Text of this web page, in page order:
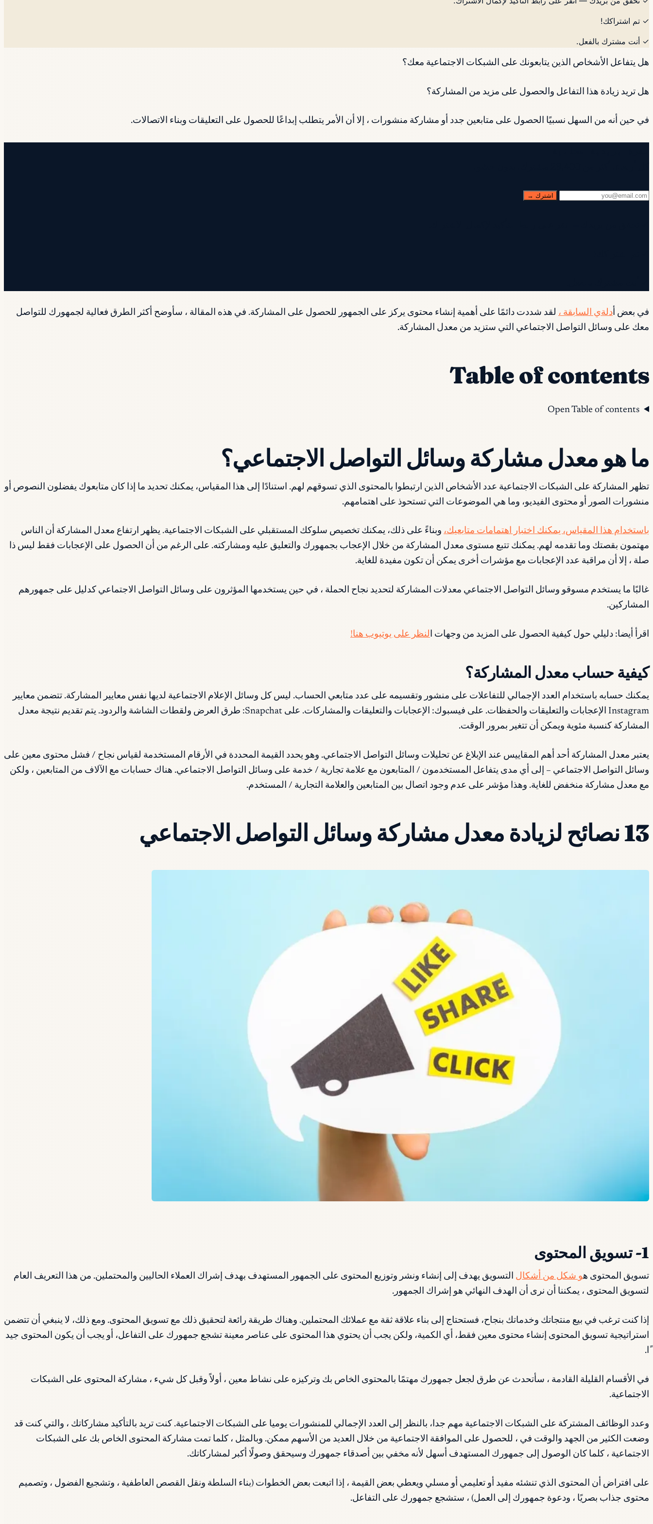
✓ تم اشتراكك!
✓ أنت مشترك بالفعل.
هل يتفاعل الأشخاص الذين يتابعونك على الشبكات الاجتماعية معك؟
هل تريد زيادة هذا التفاعل والحصول على مزيد من المشاركة؟
في حين أنه من السهل نسبيًا الحصول على متابعين جدد أو مشاركة منشورات ، إلا أن الأمر يتطلب إبداعًا للحصول على التعليقات وبناء الاتصالات.
اشترك →
في بعض أدلةي السابقة ، لقد شددت دائمًا على أهمية إنشاء محتوى يركز على الجمهور للحصول على المشاركة. في هذه المقالة ، سأوضح أكثر الطرق فعالية لجمهورك للتواصل
معك على وسائل التواصل الاجتماعي التي ستزيد من معدل المشاركة.
Table of contents
Open Table of contents
ما هو معدل مشاركة وسائل التواصل الاجتماعي؟
تظهر المشاركة على الشبكات الاجتماعية عدد الأشخاص الذين ارتبطوا بالمحتوى الذي تسوقهم لهم. استنادًا إلى هذا المقياس، يمكنك تحديد ما إذا كان متابعوك يفضلون النصوص أو
منشورات الصور أو محتوى الفيديو، وما هي الموضوعات التي تستحوذ على اهتمامهم.
باستخدام هذا المقياس، يمكنك اختبار اهتمامات متابعيك، وبناءً على ذلك، يمكنك تخصيص سلوكك المستقبلي على الشبكات الاجتماعية. يظهر ارتفاع معدل المشاركة أن الناس
مهتمون بقصتك وما تقدمه لهم. يمكنك تتبع مستوى معدل المشاركة من خلال الإعجاب بجمهورك والتعليق عليه ومشاركته. على الرغم من أن الحصول على الإعجابات فقط ليس ذا
صلة ، إلا أن مراقبة عدد الإعجابات مع مؤشرات أخرى يمكن أن تكون مفيدة للغاية.
غالبًا ما يستخدم مسوقو وسائل التواصل الاجتماعي معدلات المشاركة لتحديد نجاح الحملة ، في حين يستخدمها المؤثرون على وسائل التواصل الاجتماعي كدليل على جمهورهم
المشاركين.
اقرأ أيضا: دليلي حول كيفية الحصول على المزيد من وجهات النظر على يوتيوب هنا!
كيفية حساب معدل المشاركة؟
يمكنك حسابه باستخدام العدد الإجمالي للتفاعلات على منشور وتقسيمه على عدد متابعي الحساب. ليس كل وسائل الإعلام الاجتماعية لديها نفس معايير المشاركة. تتضمن معايير
Instagram الإعجابات والتعليقات والحفظات. على فيسبوك: الإعجابات والتعليقات والمشاركات. على Snapchat: طرق العرض ولقطات الشاشة والردود. يتم تقديم نتيجة معدل
المشاركة كنسبة مئوية ويمكن أن تتغير بمرور الوقت.
يعتبر معدل المشاركة أحد أهم المقاييس عند الإبلاغ عن تحليلات وسائل التواصل الاجتماعي. وهو يحدد القيمة المحددة في الأرقام المستخدمة لقياس نجاح / فشل محتوى معين على
وسائل التواصل الاجتماعي – إلى أي مدى يتفاعل المستخدمون / المتابعون مع علامة تجارية / خدمة على وسائل التواصل الاجتماعي. هناك حسابات مع الآلاف من المتابعين ، ولكن
مع معدل مشاركة منخفض للغاية. وهذا مؤشر على عدم وجود اتصال بين المتابعين والعلامة التجارية / المستخدم.
13 نصائح لزيادة معدل مشاركة وسائل التواصل الاجتماعي
1- تسويق المحتوى
تسويق المحتوى هو شكل من أشكال التسويق يهدف إلى إنشاء ونشر وتوزيع المحتوى على الجمهور المستهدف بهدف إشراك العملاء الحاليين والمحتملين. من هذا التعريف العام
لتسويق المحتوى ، يمكننا أن نرى أن الهدف النهائي هو إشراك الجمهور.
إذا كنت ترغب في بيع منتجاتك وخدماتك بنجاح، فستحتاج إلى بناء علاقة ثقة مع عملائك المحتملين. وهناك طريقة رائعة لتحقيق ذلك مع تسويق المحتوى. ومع ذلك، لا ينبغي أن تتضمن
استراتيجية تسويق المحتوى إنشاء محتوى معين فقط، أي الكمية، ولكن يجب أن يحتوي هذا المحتوى على عناصر معينة تشجع جمهورك على التفاعل، أو يجب أن يكون المحتوى جيد
ًا.
في الأقسام القليلة القادمة ، سأتحدث عن طرق لجعل جمهورك مهتمًا بالمحتوى الخاص بك وتركيزه على نشاط معين ، أولاً وقبل كل شيء ، مشاركة المحتوى على الشبكات
الاجتماعية.
وعدد الوظائف المشتركة على الشبكات الاجتماعية مهم جدا، بالنظر إلى العدد الإجمالي للمنشورات يوميا على الشبكات الاجتماعية. كنت تريد بالتأكيد مشاركاتك ، والتي كنت قد
وضعت الكثير من الجهد والوقت في ، للحصول على الموافقة الاجتماعية من خلال العديد من الأسهم ممكن. وبالمثل ، كلما تمت مشاركة المحتوى الخاص بك على الشبكات
الاجتماعية ، كلما كان الوصول إلى جمهورك المستهدف أسهل لأنه مخفي بين أصدقاء جمهورك وسيحقق وصولًا أكبر لمشاركاتك.
على افتراض أن المحتوى الذي تنشئه مفيد أو تعليمي أو مسلي ويعطي بعض القيمة ، إذا اتبعت بعض الخطوات (بناء السلطة ونقل القصص العاطفية ، وتشجيع الفضول ، وتصميم
محتوى جذاب بصريًا ، ودعوة جمهورك إلى العمل) ، ستشجع جمهورك على التفاعل.